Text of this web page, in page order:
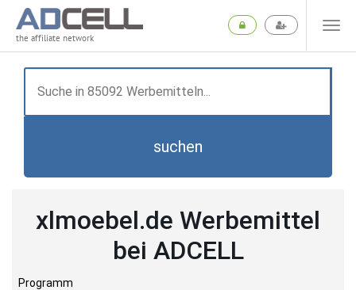
the affiliate network
suchen
xlmoebel.de Werbemittel
bei ADCELL
Programm